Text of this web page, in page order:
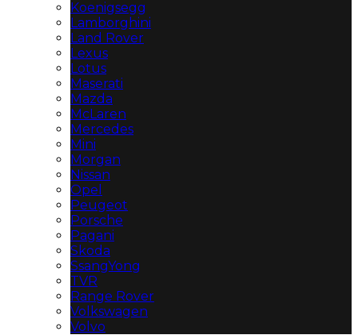
Koenigsegg
Lamborghini
Land Rover
Lexus
Lotus
Maserati
Mazda
McLaren
Mercedes
Mini
Morgan
Nissan
Opel
Peugeot
Porsche
Pagani
Skoda
SsangYong
TVR
Range Rover
Volkswagen
Volvo